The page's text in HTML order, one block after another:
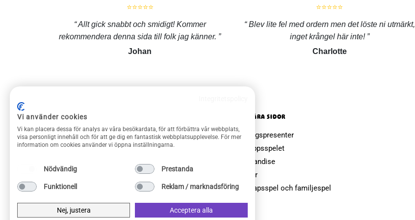
⭐⭐⭐⭐⭐
Allt gick snabbt och smidigt! Kommer
rekommendera denna sida till folk jag känner.
Johan
⭐⭐⭐⭐⭐
Blev lite fel med ordern men det löste ni utmärkt,
inget krångel här inte!
Charlotte
ROLIGAPRYLAR KUNDSERVICE
Om Roliga prylar
Kontakta oss
Integritetspolicy
Privacy Policy
POPULÄRA SIDOR
Farsdagspresenter
Julklappsspelet
Merchandise
Muggar
Sällskapsspel och familjespel
Vi använder cookies
Vi kan placera dessa för analys av våra besökardata, för att förbättra vår webbplats,
visa personligt innehåll och för att ge dig en fantastisk webbplatsupplevelse. För mer
information om cookies använder vi öppna inställningarna.
Nödvändig Prestanda
Funktionell Reklam / marknadsföring
Nej, justera Acceptera alla